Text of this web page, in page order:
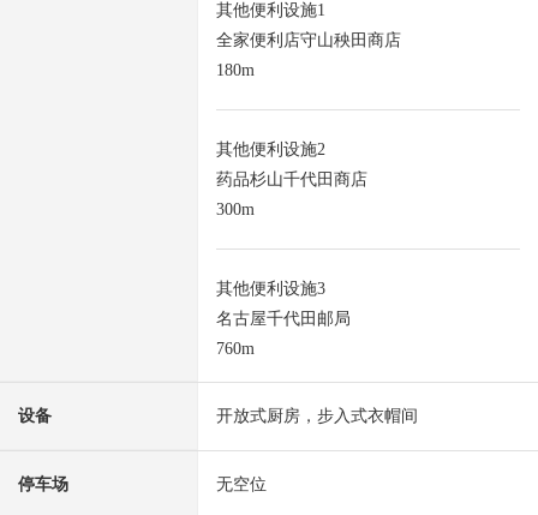
其他便利设施1
全家便利店守山秧田商店
180m
其他便利设施2
药品杉山千代田商店
300m
其他便利设施3
名古屋千代田邮局
760m
设备 开放式厨房，步入式衣帽间
停车场 无空位